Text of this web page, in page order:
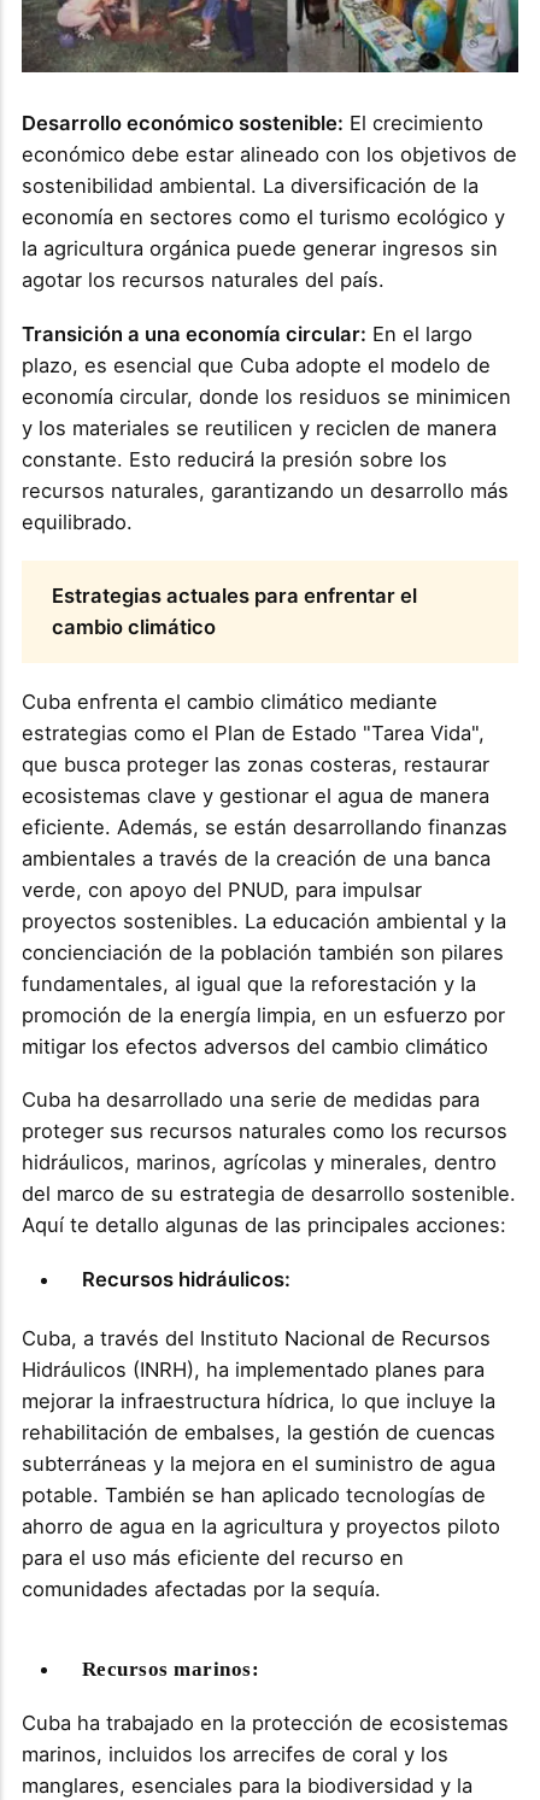
Desarrollo económico sostenible: El crecimiento
económico debe estar alineado con los objetivos de
sostenibilidad ambiental. La diversificación de la
economía en sectores como el turismo ecológico y
la agricultura orgánica puede generar ingresos sin
agotar los recursos naturales del país.
Transición a una economía circular: En el largo
plazo, es esencial que Cuba adopte el modelo de
economía circular, donde los residuos se minimicen
y los materiales se reutilicen y reciclen de manera
constante. Esto reducirá la presión sobre los
recursos naturales, garantizando un desarrollo más
equilibrado.
Estrategias actuales para enfrentar el
cambio climático
Cuba enfrenta el cambio climático mediante
estrategias como el Plan de Estado "Tarea Vida",
que busca proteger las zonas costeras, restaurar
ecosistemas clave y gestionar el agua de manera
eficiente. Además, se están desarrollando finanzas
ambientales a través de la creación de una banca
verde, con apoyo del PNUD, para impulsar
proyectos sostenibles. La educación ambiental y la
concienciación de la población también son pilares
fundamentales, al igual que la reforestación y la
promoción de la energía limpia, en un esfuerzo por
mitigar los efectos adversos del cambio climático​
Cuba ha desarrollado una serie de medidas para
proteger sus recursos naturales como los recursos
hidráulicos, marinos, agrícolas y minerales, dentro
del marco de su estrategia de desarrollo sostenible.
Aquí te detallo algunas de las principales acciones:
Recursos hidráulicos:
Cuba, a través del Instituto Nacional de Recursos
Hidráulicos (INRH), ha implementado planes para
mejorar la infraestructura hídrica, lo que incluye la
rehabilitación de embalses, la gestión de cuencas
subterráneas y la mejora en el suministro de agua
potable. También se han aplicado tecnologías de
ahorro de agua en la agricultura y proyectos piloto
para el uso más eficiente del recurso en
comunidades afectadas por la sequía​.
Recursos marinos:
Cuba ha trabajado en la protección de ecosistemas
marinos, incluidos los arrecifes de coral y los
manglares, esenciales para la biodiversidad y la